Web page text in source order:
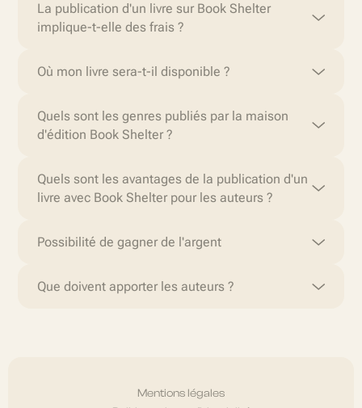
La publication d'un livre sur Book Shelter
implique-t-elle des frais ?
Où mon livre sera-t-il disponible ?
Quels sont les genres publiés par la maison
d'édition Book Shelter ?
Quels sont les avantages de la publication d'un
livre avec Book Shelter pour les auteurs ?
Possibilité de gagner de l'argent
Que doivent apporter les auteurs ?
Mentions légales